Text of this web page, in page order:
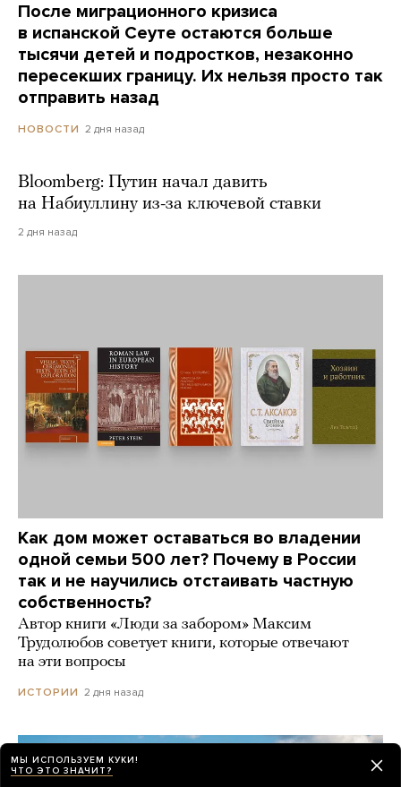
После миграционного кризиса
в испанской Сеуте остаются больше
тысячи детей и подростков, незаконно
пересекших границу. Их нельзя просто так
отправить назад
НОВОСТИ 2 дня назад
Bloomberg: Путин начал давить
на Набиуллину из-за ключевой ставки
2 дня назад
Как дом может оставаться во владении
одной семьи 500 лет? Почему в России
так и не научились отстаивать частную
собственность?
Автор книги «Люди за забором» Максим
Трудолюбов советует книги, которые отвечают
на эти вопросы
ИСТОРИИ 2 дня назад
МЫ ИСПОЛЬЗУЕМ КУКИ!
ЧТО ЭТО ЗНАЧИТ?